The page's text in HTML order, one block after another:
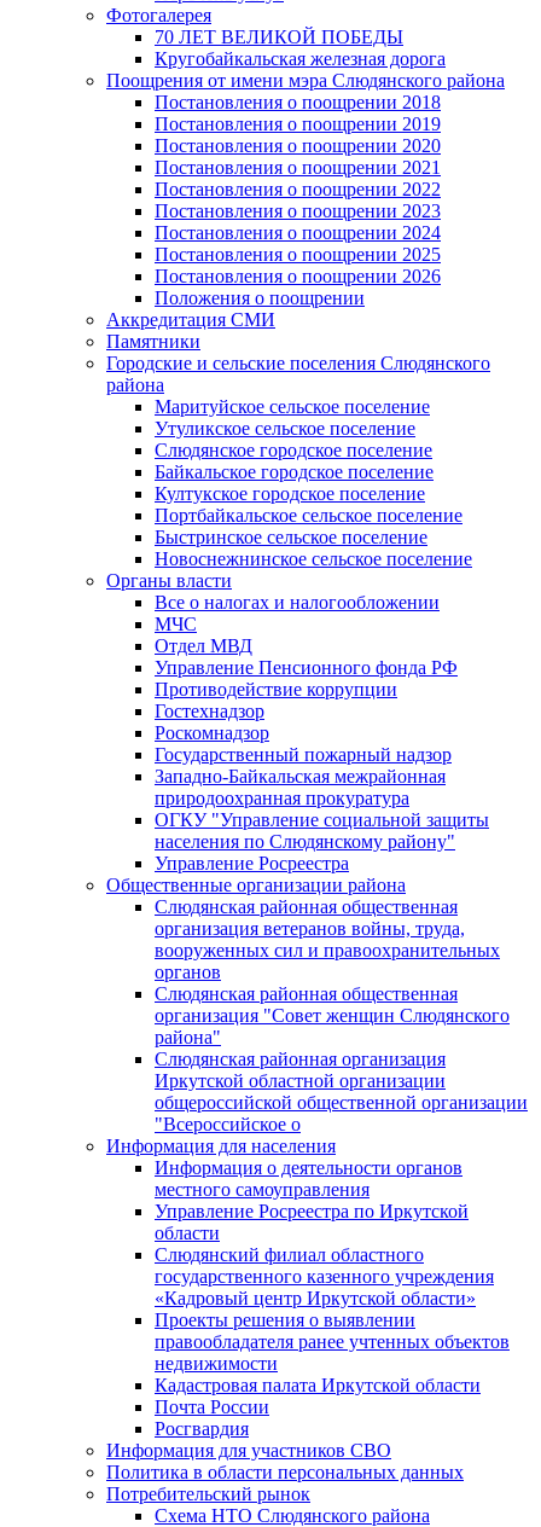
Фотогалерея
70 ЛЕТ ВЕЛИКОЙ ПОБЕДЫ
Кругобайкальская железная дорога
Поощрения от имени мэра Слюдянского района
Постановления о поощрении 2018
Постановления о поощрении 2019
Постановления о поощрении 2020
Постановления о поощрении 2021
Постановления о поощрении 2022
Постановления о поощрении 2023
Постановления о поощрении 2024
Постановления о поощрении 2025
Постановления о поощрении 2026
Положения о поощрении
Аккредитация СМИ
Памятники
Городские и сельские поселения Слюдянского
района
Маритуйское сельское поселение
Утуликское сельское поселение
Слюдянское городское поселение
Байкальское городское поселение
Култукское городское поселение
Портбайкальское сельское поселение
Быстринское сельское поселение
Новоснежнинское сельское поселение
Органы власти
Все о налогах и налогообложении
МЧС
Отдел МВД
Управление Пенсионного фонда РФ
Противодействие коррупции
Гостехнадзор
Роскомнадзор
Государственный пожарный надзор
Западно-Байкальская межрайонная
природоохранная прокуратура
ОГКУ "Управление социальной защиты
населения по Слюдянскому району"
Управление Росреестра
Общественные организации района
Слюдянская районная общественная
организация ветеранов войны, труда,
вооруженных сил и правоохранительных
органов
Слюдянская районная общественная
организация "Совет женщин Слюдянского
района"
Слюдянская районная организация
Иркутской областной организации
общероссийской общественной организации
"Всероссийское о
Информация для населения
Информация о деятельности органов
местного самоуправления
Управление Росреестра по Иркутской
области
Слюдянский филиал областного
государственного казенного учреждения
«Кадровый центр Иркутской области»
Проекты решения о выявлении
правообладателя ранее учтенных объектов
недвижимости
Кадастровая палата Иркутской области
Почта России
Росгвардия
Информация для участников СВО
Политика в области персональных данных
Потребительский рынок
Схема НТО Слюдянского района